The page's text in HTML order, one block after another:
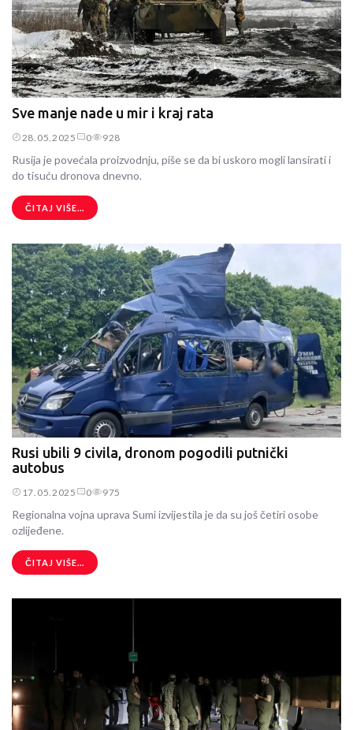
Sve manje nade u mir i kraj rata
28.05.2025 0 928
Rusija je povećala proizvodnju, piše se da bi uskoro mogli lansirati i
do tisuću dronova dnevno.
ČITAJ VIŠE...
Rusi ubili 9 civila, dronom pogodili putnički
autobus
17.05.2025 0 975
Regionalna vojna uprava Sumi izvijestila je da su još četiri osobe
ozlijeđene.
ČITAJ VIŠE...